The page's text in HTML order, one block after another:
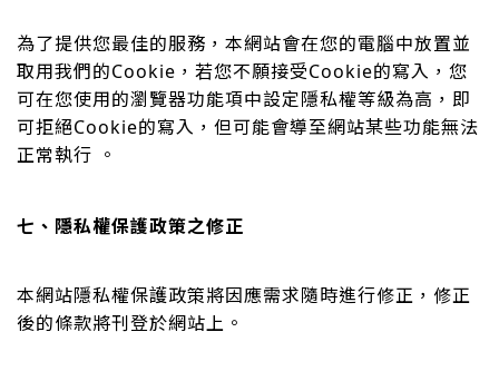
為了提供您最佳的服務，本網站會在您的電腦中放置並
取用我們的Cookie，若您不願接受Cookie的寫入，您
可在您使用的瀏覽器功能項中設定隱私權等級為高，即
可拒絕Cookie的寫入，但可能會導至網站某些功能無法
正常執行 。
七、隱私權保護政策之修正
本網站隱私權保護政策將因應需求隨時進行修正，修正
後的條款將刊登於網站上。